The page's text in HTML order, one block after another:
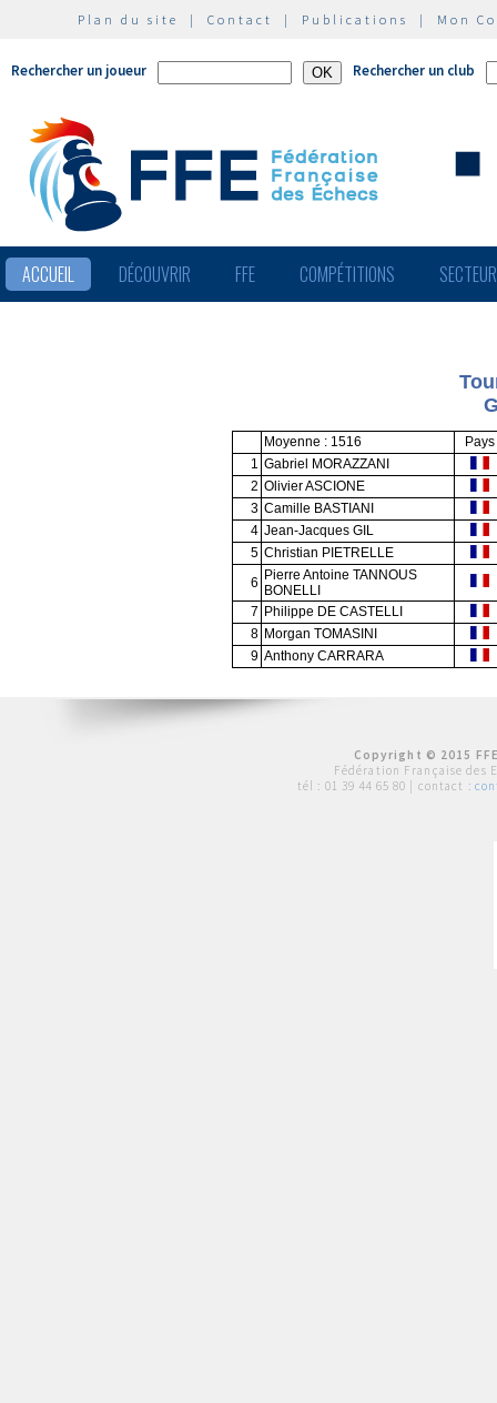
Plan du site | Contact | Publications | Mon
Rechercher un joueur Rechercher un club
ACCUEIL DÉCOUVRIR FFE COMPÉTITIONS
Moyenne : 1516
Pays
1 Gabriel MORAZZANI
2 Olivier ASCIONE
3 Camille BASTIANI
4 Jean-Jacques GIL
5 Christian PIETRELLE
6 Pierre Antoine TANNOUS
BONELLI
7 Philippe DE CASTELLI
8 Morgan TOMASINI
9 Anthony CARRARA
Copyright © 2015
Fédération Française des
tél : 01 39 44 65 80 | contact :